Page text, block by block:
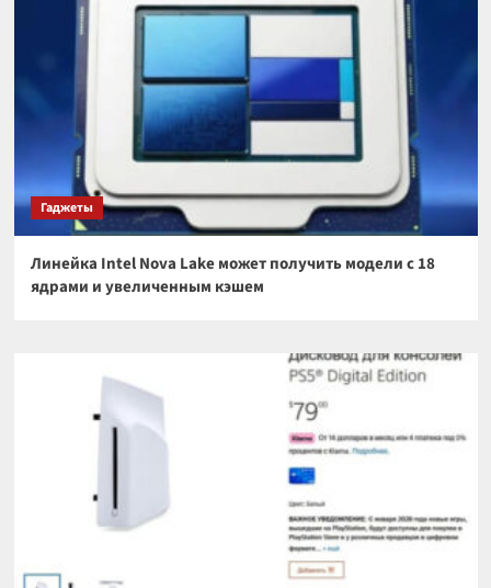
Гаджеты
Линейка Intel Nova Lake может получить модели с 18
ядрами и увеличенным кэшем